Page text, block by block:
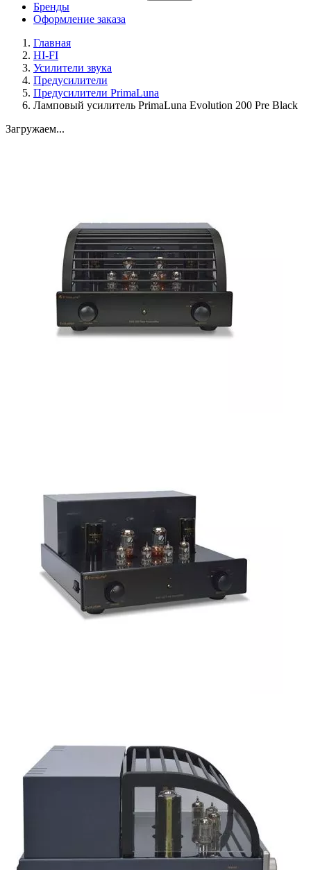
Бренды
Оформление заказа
Главная
HI-FI
Усилители звука
Предусилители
Предусилители PrimaLuna
Ламповый усилитель PrimaLuna Evolution 200 Pre Black
Загружаем...